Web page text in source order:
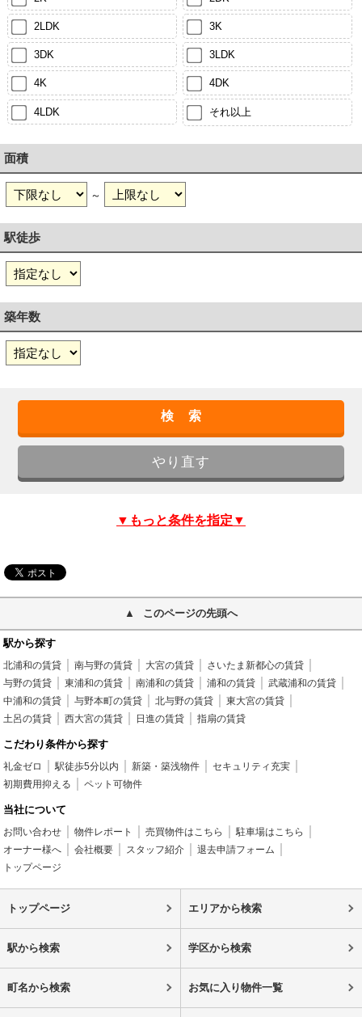
2LDK 3K
3DK 3LDK
4K 4DK
4LDK それ以上
面積
～
駅徒歩
築年数
▼もっと条件を指定▼
このページの先頭へ
駅から探す
北浦和の賃貸 南与野の賃貸 大宮の賃貸
さいたま新都心の賃貸
与野の賃貸
東浦和の賃貸 南浦和の賃貸 浦和の賃貸
武蔵浦和の賃貸
中浦和の賃貸
与野本町の賃貸 北与野の賃貸
東大宮の賃貸
土呂の賃貸
西大宮の賃貸 日進の賃貸 指扇の賃貸
こだわり条件から探す
礼金ゼロ 駅徒歩5分以内 新築・築浅物件
セキュリティ充実
初期費用抑える
ペット可物件
当社について
お問い合わせ 物件レポート 売買物件はこちら
駐車場はこちら
オーナー様へ
会社概要 スタッフ紹介
退去申請フォーム
トップページ
トップページ エリアから検索
駅から検索 学区から検索
町名から検索 お気に入り物件一覧